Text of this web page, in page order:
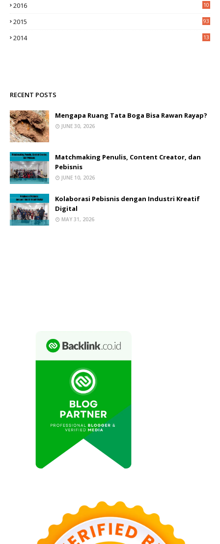
2016
10
2015 93
2014
13
RECENT POSTS
Mengapa Ruang Tata Boga Bisa Rawan Rayap?
JUNE 30, 2026
Matchmaking Penulis, Content Creator, dan
Pebisnis
JUNE 10, 2026
Kolaborasi Pebisnis dengan Industri Kreatif
Digital
MAY 31, 2026